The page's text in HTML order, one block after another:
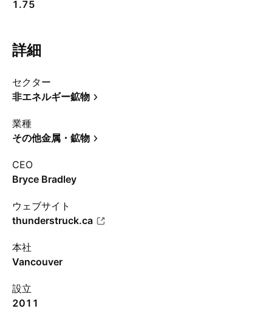
1.75
詳細
セクター
非エネルギー鉱物
業種
その他金属・鉱物
CEO
Bryce Bradley
ウェブサイト
thunderstruck.ca
本社
Vancouver
設立
2011